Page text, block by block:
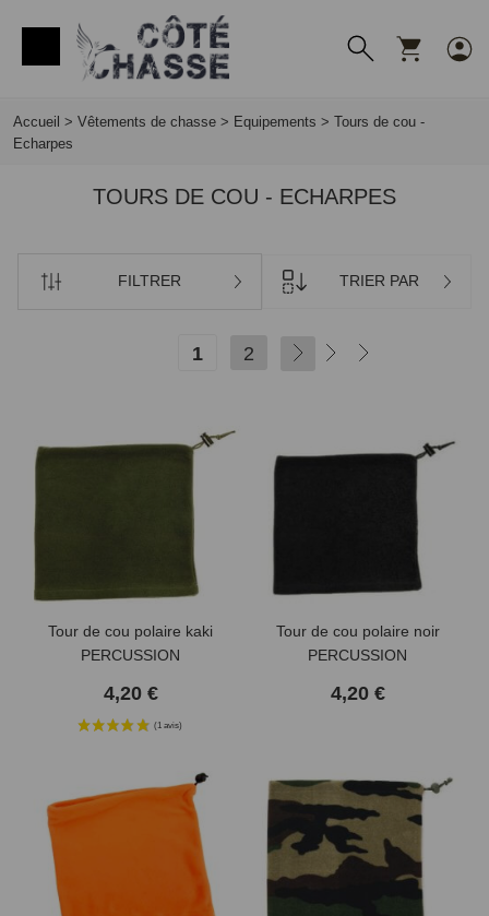
Accueil > Vêtements de chasse > Equipements > Tours de cou -
Echarpes
TOURS DE COU - ECHARPES
FILTRER TRIER PAR
1 2 SUIVANT
Tour de cou polaire kaki
PERCUSSION
4,20 €
Tour de cou polaire noir
PERCUSSION
4,20 €